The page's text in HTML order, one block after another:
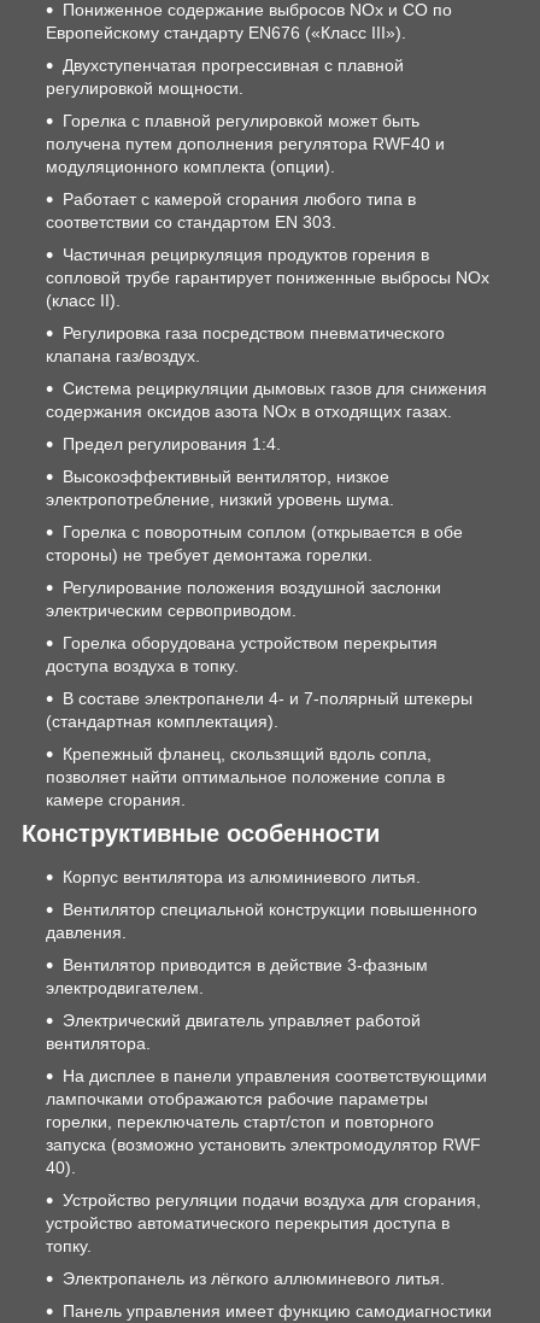
Пониженное содержание выбросов NОx и СО по
Европейскому стандарту EN676 («Класс III»).
Двухступенчатая прогрессивная с плавной
регулировкой мощности.
Горелка с плавной регулировкой может быть
получена путем дополнения регулятора RWF40 и
модуляционного комплекта (опции).
Работает с камерой сгорания любого типа в
соответствии со стандартом EN 303.
Частичная рециркуляция продуктов горения в
сопловой трубе гарантирует пониженные выбросы NOx
(класс II).
Регулировка газа посредством пневматического
клапана газ/воздух.
Система рециркуляции дымовых газов для снижения
содержания оксидов азота NOx в отходящих газах.
Предел регулирования 1:4.
Высокоэффективный вентилятор, низкое
электропотребление, низкий уровень шума.
Горелка с поворотным соплом (открывается в обе
стороны) не требует демонтажа горелки.
Регулирование положения воздушной заслонки
электрическим сервоприводом.
Горелка оборудована устройством перекрытия
доступа воздуха в топку.
В составе электропанели 4- и 7-полярный штекеры
(стандартная комплектация).
Крепежный фланец, скользящий вдоль сопла,
позволяет найти оптимальное положение сопла в
камере сгорания.
Конструктивные особенности
Корпус вентилятора из алюминиевого литья.
Вентилятор специальной конструкции повышенного
давления.
Вентилятор приводится в действие 3-фазным
электродвигателем.
Электрический двигатель управляет работой
вентилятора.
На дисплее в панели управления соответствующими
лампочками отображаются рабочие параметры
горелки, переключатель старт/стоп и повторного
запуска (возможно установить электромодулятор RWF
40).
Устройство регуляции подачи воздуха для сгорания,
устройство автоматического перекрытия доступа в
топку.
Электропанель из лёгкого аллюминевого литья.
Панель управления имеет функцию самодиагностики